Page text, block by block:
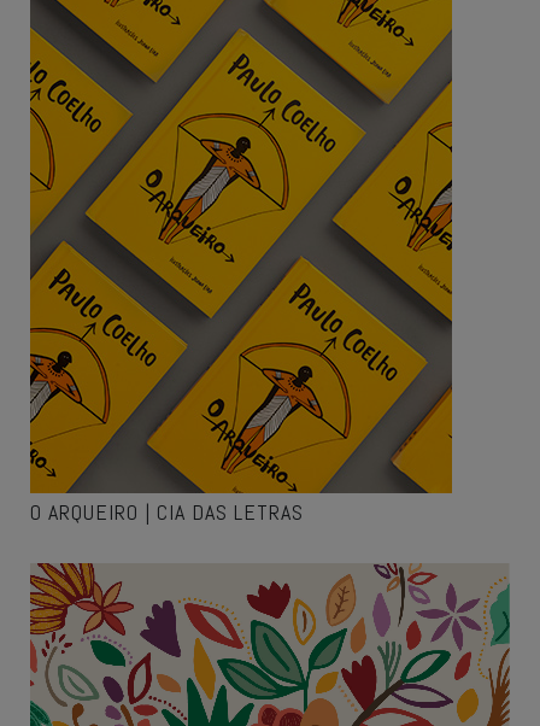
O ARQUEIRO | CIA DAS LETRAS